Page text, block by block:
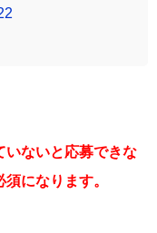
いないと応募できな
になります。